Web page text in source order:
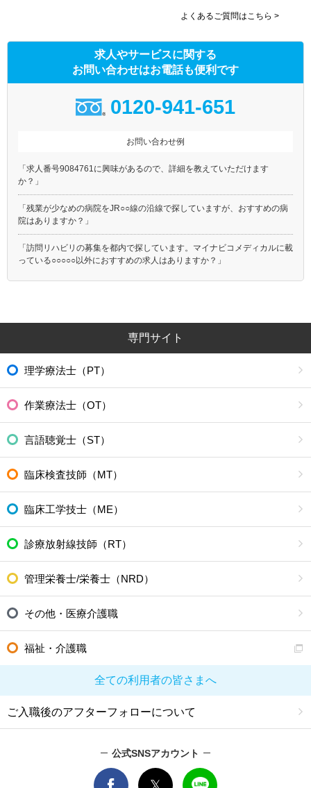
よくあるご質問はこちら >
求人やサービスに関する
お問い合わせはお電話も便利です
0120-941-651
お問い合わせ例
「求人番号9084761に興味があるので、詳細を教えていただけます
か？」
「残業が少なめの病院をJR○○線の沿線で探していますが、おすすめの病
院はありますか？」
「訪問リハビリの募集を都内で探しています。マイナビコメディカルに載
っている○○○○○以外におすすめの求人はありますか？」
専門サイト
理学療法士（PT）
作業療法士（OT）
言語聴覚士（ST）
臨床検査技師（MT）
臨床工学技士（ME）
診療放射線技師（RT）
管理栄養士/栄養士（NRD）
その他・医療介護職
福祉・介護職
全ての利用者の皆さまへ
ご入職後のアフターフォローについて
公式SNSアカウント